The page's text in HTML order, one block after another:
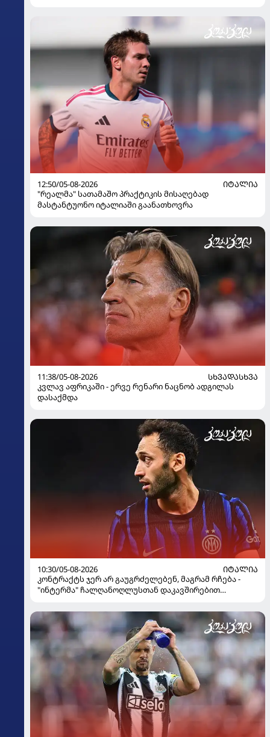
12:50/05-08-2026
ᲘᲢᲐᲚᲘᲐ
"რეალმა" სათამაშო პრაქტიკის მისაღებად
მასტანტუონო იტალიაში გაანათხოვრა
11:38/05-08-2026
ᲡᲮᲕᲐᲓᲐᲡᲮᲕᲐ
კვლავ აფრიკაში - ერვე რენარი ნაცნობ ადგილას
დასაქმდა
10:30/05-08-2026
ᲘᲢᲐᲚᲘᲐ
კონტრაქტს ჯერ არ გაუგრძელებენ, მაგრამ რჩება -
"ინტერმა" ჩალღანოღლუსთან დაკავშირებით